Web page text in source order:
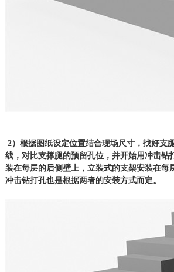
2）根据图纸设定位置结合现场尺寸，找好支
线，对比支撑腿的预留孔位，并开始用冲击钻
装在每层的后侧壁上，立装式的支架安装在每
冲击钻打孔也是根据两者的安装方式而定。